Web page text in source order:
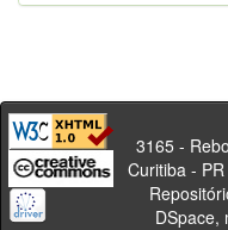
Av.
3165 -
DSpace,